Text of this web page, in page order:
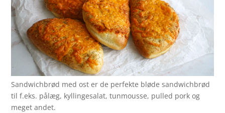
Sandwichbrød med ost er de perfekte bløde sandwichbrød
til f.eks. pålæg, kyllingesalat, tunmousse, pulled pork og
meget andet.